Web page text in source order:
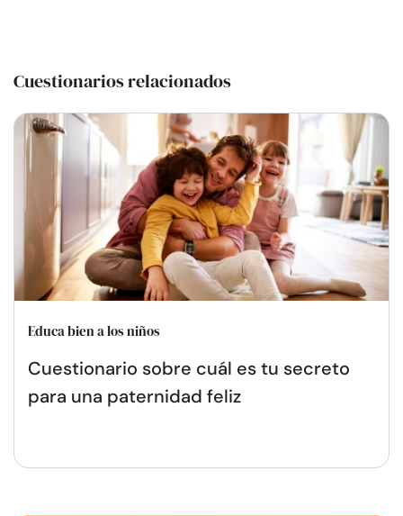
Cuestionarios relacionados
Educa bien a los niños
Cuestionario sobre cuál es tu secreto
para una paternidad feliz